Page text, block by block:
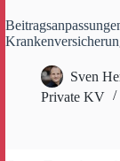
Sven
Private KV